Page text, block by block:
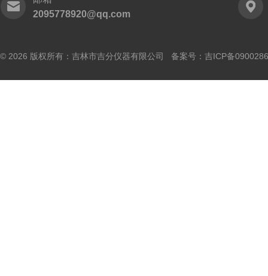
2095778920@qq.com
© 2026 版权所有：吉林市吉分仪器有限公司 备案号： 吉ICP备